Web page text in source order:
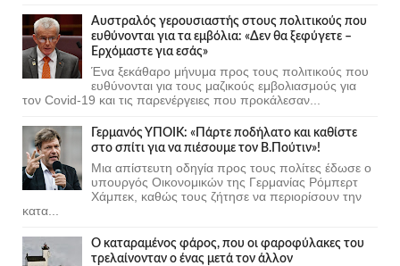
Αυστραλός γερουσιαστής στους πολιτικούς που
ευθύνονται για τα εμβόλια: «Δεν θα ξεφύγετε –
Ερχόμαστε για εσάς»
Ένα ξεκάθαρο μήνυμα προς τους πολιτικούς που
ευθύνονται για τους μαζικούς εμβολιασμούς για
τον Covid-19 και τις παρενέργειες που προκάλεσαν...
Γερμανός ΥΠΟΙΚ: «Πάρτε ποδήλατο και καθίστε
στο σπίτι για να πιέσουμε τον Β.Πούτιν»!
Μια απίστευτη οδηγία προς τους πολίτες έδωσε ο
υπουργός Οικονομικών της Γερμανίας Ρόμπερτ
Χάμπεκ, καθώς τους ζήτησε να περιορίσουν την
κατα...
Ο καταραμένος φάρος, που οι φαροφύλακες του
τρελαίνονταν ο ένας μετά τον άλλον